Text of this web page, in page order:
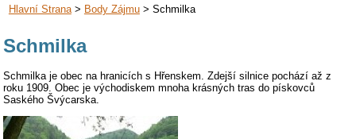
Hlavní Strana> Body Zájmu> Schmilka
Schmilka
Schmilka je obec na hranicích s Hřenskem. Zdejší silnice pochází až z
roku 1909. Obec je východiskem mnoha krásných tras do pískovců
Saského Švýcarska.